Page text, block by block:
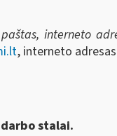
interneto
, interneto
stalai.